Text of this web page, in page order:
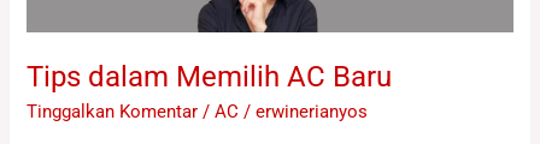
Tips dalam Memilih AC Baru
Tinggalkan Komentar /AC /erwinerianyos